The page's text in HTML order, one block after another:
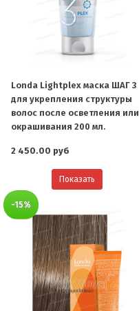
Londa Lightplex маска ШАГ 3
для укрепления структуры
волос после осветления или
окрашивания 200 мл.
2 450.00 руб
Показать
-15%